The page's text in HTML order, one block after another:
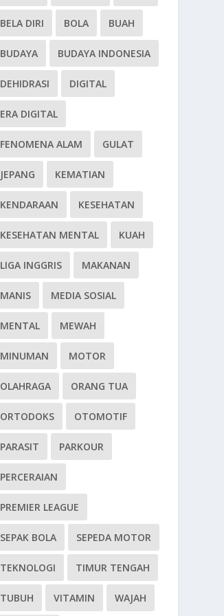
BELA DIRI BOLA BUAH
BUDAYA BUDAYA INDONESIA
DEHIDRASI DIGITAL
ERA DIGITAL
FENOMENA ALAM GULAT
JEPANG KEMATIAN
KENDARAAN KESEHATAN
KESEHATAN MENTAL KUAH
LIGA INGGRIS MAKANAN
MANIS MEDIA SOSIAL
MENTAL MEWAH
MINUMAN MOTOR
OLAHRAGA ORANG TUA
ORTODOKS OTOMOTIF
PARASIT PARKOUR
PERCERAIAN
PREMIER LEAGUE
SEPAK BOLA SEPEDA MOTOR
TEKNOLOGI TIMUR TENGAH
TUBUH VITAMIN WAJAH